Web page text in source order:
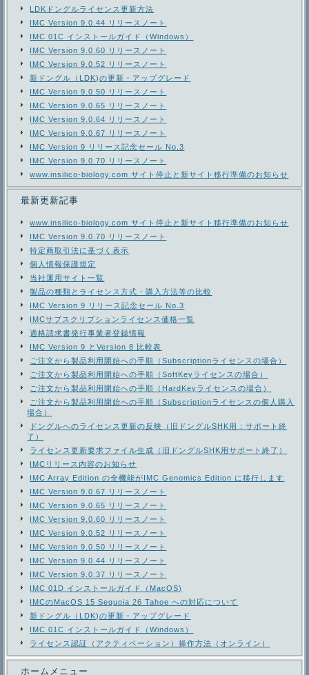
LDKドングルライセンス更新方法
IMC Version 9.0.44 リリースノート
IMC 01C インストールガイド（Windows）
IMC Version 9.0.60 リリースノート
IMC Version 9.0.52 リリースノート
新ドングル（LDK)の更新・アップグレード
IMC Version 9.0.50 リリースノート
IMC Version 9.0.65 リリースノート
IMC Version 9.0.64 リリースノート
IMC Version 9.0.67 リリースノート
IMC Version 9 リリース記念セール No.3
IMC Version 9.0.70 リリースノート
www.insilico-biology.com サイト停止と新サイト移行準備のお知らせ
最新更新記事
www.insilico-biology.com サイト停止と新サイト移行準備のお知らせ
IMC Version 9.0.70 リリースノート
特定商取引法に基づく表示
個人情報保護規定
当社運用サイト一覧
製品の種類とライセンス方式・購入方法等の比較
IMC Version 9 リリース記念セール No.3
IMCサブスクリプションライセンス価格一覧
適格請求書発行事業者登録情報
IMC Version 9 とVersion 8 比較表
ご注文から製品利用開始への手順（Subscriptionライセンスの場合）
ご注文から製品利用開始への手順（SoftKeyライセンスの場合）
ご注文から製品利用開始への手順（HardKeyライセンスの場合）
ご注文から製品利用開始への手順（Subscriptionライセンスの個人購入
場合）
ドングルへのライセンス更新の反映（旧ドングルSHK用：サポート終
了）
ライセンス更新要求ファイル生成（旧ドングルSHK用サポート終了）
IMCリリース内容のお知らせ
IMC Array Edition の全機能がIMC Genomics Edition に移行します
IMC Version 9.0.67 リリースノート
IMC Version 9.0.65 リリースノート
IMC Version 9.0.60 リリースノート
IMC Version 9.0.52 リリースノート
IMC Version 9.0.50 リリースノート
IMC Version 9.0.44 リリースノート
IMC Version 9.0.37 リリースノート
IMC 01D インストールガイド（MacOS)
IMCのMacOS 15 Sequoia 26 Tahoe への対応について
新ドングル（LDK)の更新・アップグレード
IMC 01C インストールガイド（Windows）
ライセンス認証（アクティベーション）操作方法（オンライン）
ホームメニュー